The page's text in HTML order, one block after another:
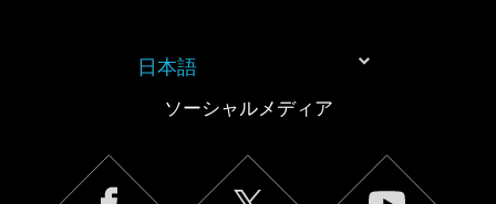
日本語
ソーシャルメディア